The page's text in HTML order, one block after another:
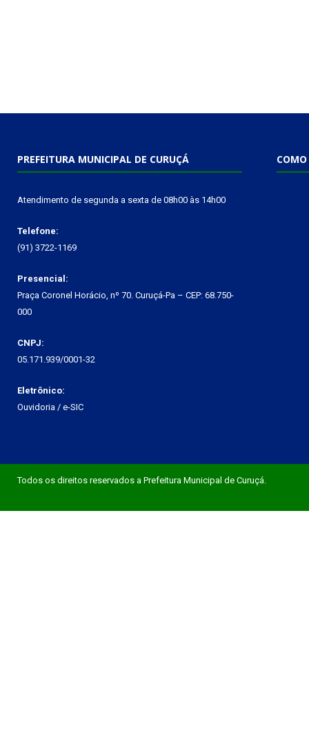
PREFEITURA MUNICIPAL DE CURUÇÁ
Atendimento de segunda a sexta de 08h00 às 14h00
Telefone:
(91) 3722-1169
Presencial:
Praça Coronel Horácio, nº 70. Curuçá-Pa – CEP: 68.750-
000
CNPJ:
05.171.939/0001-32
Eletrônico:
Ouvidoria / e-SIC
COMO
Todos os direitos reservados a Prefeitura Municipal de Curuçá.